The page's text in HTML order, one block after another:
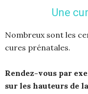
Une
Nombreux sont les
cures prénatales.
Rendez-vous par
sur les hauteurs de